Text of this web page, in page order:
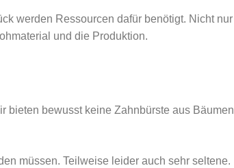
werden Ressourcen dafür benötigt. Nicht nur
und die Produktion.
bieten bewusst keine Zahnbürste aus Bäumen
müssen. Teilweise leider auch sehr seltene.